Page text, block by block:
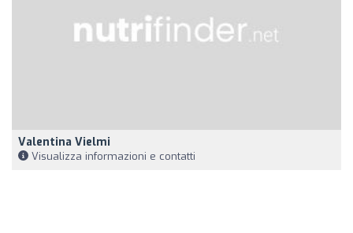
Valentina Vielmi
Visualizza informazioni e contatti